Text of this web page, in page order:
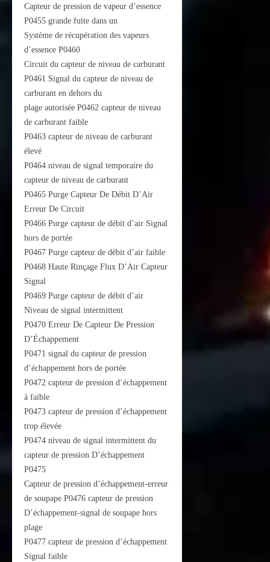
Capteur de pression de vapeur d’essence
P0455 grande fuite dans un
Système de récupération des vapeurs
d’essence P0460
Circuit du capteur de niveau de carburant
P0461 Signal du capteur de niveau de
carburant en dehors du
plage autorisée P0462 capteur de niveau
de carburant faible
P0463 capteur de niveau de carburant
élevé
P0464 niveau de signal temporaire du
capteur de niveau de carburant
P0465 Purge Capteur De Débit D’Air
Erreur De Circuit
P0466 Purge capteur de débit d’air Signal
hors de portée
P0467 Purge capteur de débit d’air faible
P0468 Haute Rinçage Flux D’Air Capteur
Signal
P0469 Purge capteur de débit d’air
Niveau de signal intermittent
P0470 Erreur De Capteur De Pression
D’Échappement
P0471 signal du capteur de pression
d’échappement hors de portée
P0472 capteur de pression d’échappement
à faible
P0473 capteur de pression d’échappement
trop élevée
P0474 niveau de signal intermittent du
capteur de pression D’échappement
P0475
Capteur de pression d’échappement-erreur
de soupape P0476 capteur de pression
D’échappement-signal de soupape hors
plage
P0477 capteur de pression d’échappement
Signal faible